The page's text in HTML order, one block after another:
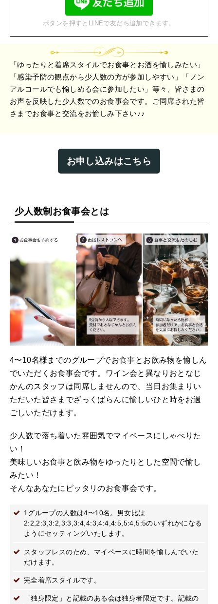
ボタンを押すとLINEで友だち追加できます。
「ゆったりと着席スタイルでお食事とお酒を愉しみたい」
「感染予防の観点から少人数の方が参加しやすい」「ノン
アルコールでも愉しめる会に参加したい」等々、皆さまの
お声を反映した少人数でのお食事会です。ご同席された皆
さまでお食事と交流をお愉しみ下さい♪♪
お申し込みはこちら
少人数制お食事会とは
4〜10名様までのグループでお食事とお飲み物を愉しん
でいただくお食事会です。ワイン会と異なりおとなじ
かんのスタッフは同席しませんので、当日お集まりい
ただいた皆さまでざっくばらんに愉しいひと時をお過
ごしいただけます。
少人数で落ち着いた雰囲気でマイペースにしゃべりた
い！
美味しいお食事と飲み物をゆったりとした空間で愉し
みたい！
そんなあなたにピッタリのお食事会です。
1グループの人数は4〜10名。男女比は
2:2,2:3,3:2,3:3,3:4,4:3,4:4,4:5,5:4,5:5のいずれかになる
ようにセッティングいたします。
スタッフレスのため、マイペースに時間を愉しんでいた
だけます。
完全着席スタイルです。
「独身限定」と記載のある会は独身者限定です。記載の